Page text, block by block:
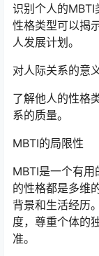
识别个人的MBTI
性格类型可以揭
人发展计划。
对人际关系的意
了解他人的性格
系的质量。
MBTI的局限性
MBTI是一个有
的性格都是多维
背景和生活经历
度，尊重个体的
准。